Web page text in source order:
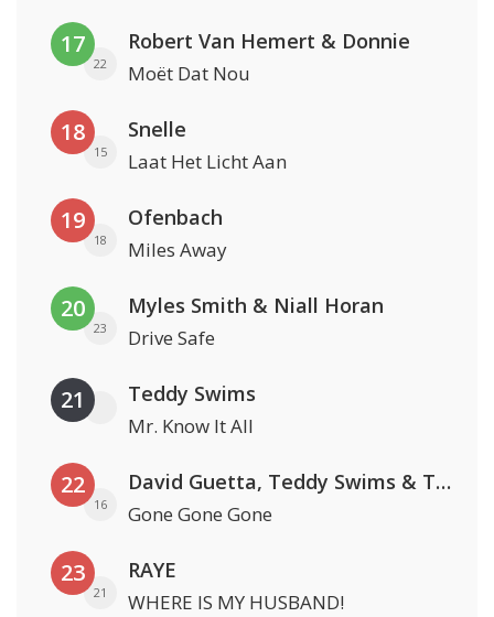
17
22
Robert Van Hemert & Donnie
Moët Dat Nou
18
15
Snelle
Laat Het Licht Aan
19
18
Ofenbach
Miles Away
20
23
Myles Smith & Niall Horan
Drive Safe
21 Teddy Swims
Mr. Know It All
22
16
David Guetta, Teddy Swims & Tones And I
Gone Gone Gone
23
21
RAYE
WHERE IS MY HUSBAND!